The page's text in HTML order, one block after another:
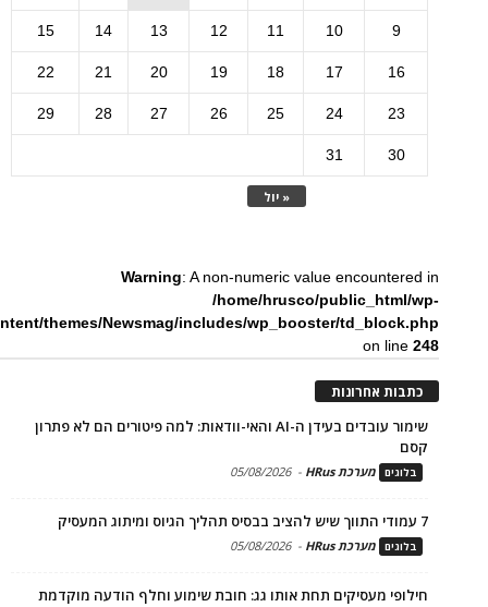
« יול
9
10
11
12
13
14
15
16
17
18
19
20
21
22
23
24
25
26
27
28
29
30
31
Warning: A non-numeric value encountered in
/home/hrusco/public_html/wp-
themes/Newsmag/includes/wp_booster/td_block.php
on line248
כתבות אחרונות
שימור עובדים בעידן ה-AI והאי-וודאות: למה פיטורים הם לא פתרון
קסם
בלוגים מערכת HRus -
05/08/2026
7 עמודי התווך שיש להציב בבסיס תהליך הגיוס ומיתוג המעסיק
בלוגים מערכת HRus -
05/08/2026
חילופי מעסיקים תחת אותו גג: חובת שימוע וחלף הודעה מוקדמת